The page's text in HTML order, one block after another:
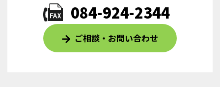
084-924-2344
ご相談・お問い合わせ